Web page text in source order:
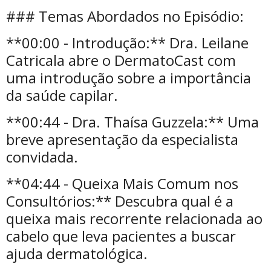
### Temas Abordados no Episódio:
**00:00 - Introdução:** Dra. Leilane
Catricala abre o DermatoCast com
uma introdução sobre a importância
da saúde capilar.
**00:44 - Dra. Thaísa Guzzela:** Uma
breve apresentação da especialista
convidada.
**04:44 - Queixa Mais Comum nos
Consultórios:** Descubra qual é a
queixa mais recorrente relacionada ao
cabelo que leva pacientes a buscar
ajuda dermatológica.